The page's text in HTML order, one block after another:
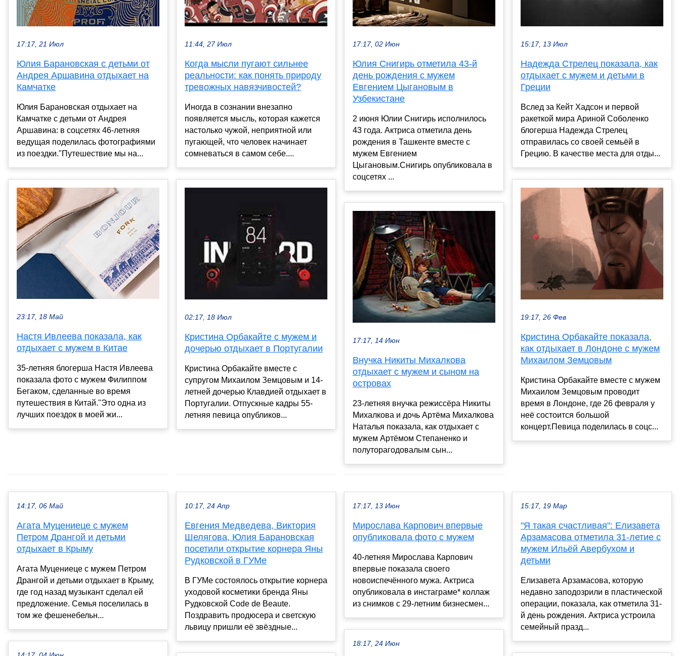
17:17, 21 Июл
Юлия Барановская с детьми от
Андрея Аршавина отдыхает на
Камчатке
Юлия Барановская отдыхает на
Камчатке с детьми от Андрея
Аршавина: в соцсетях 46-летняя
ведущая поделилась фотографиями
из поездки."Путешествие мы на...
23:17, 18 Май
Настя Ивлеева показала, как
отдыхает с мужем в Китае
35-летняя блогерша Настя Ивлеева
показала фото с мужем Филиппом
Бегаком, сделанные во время
путешествия в Китай."Это одна из
лучших поездок в моей жи...
11:44, 27 Июл
Когда мысли пугают сильнее
реальности: как понять природу
тревожных навязчивостей?
Иногда в сознании внезапно
появляется мысль, которая кажется
настолько чужой, неприятной или
пугающей, что человек начинает
сомневаться в самом себе....
02:17, 18 Июл
Кристина Орбакайте с мужем и
дочерью отдыхает в Португалии
Кристина Орбакайте вместе с
супругом Михаилом Земцовым и 14-
летней дочерью Клавдией отдыхает в
Португалии. Отпускные кадры 55-
летняя певица опубликов...
17:17, 02 Июн
Юлия Снигирь отметила 43-й
день рождения с мужем
Евгением Цыгановым в
Узбекистане
2 июня Юлии Снигирь исполнилось
43 года. Актриса отметила день
рождения в Ташкенте вместе с
мужем Евгением
Цыгановым.Снигирь опубликовала в
соцсетях ...
17:17, 14 Июн
Внучка Никиты Михалкова
отдыхает с мужем и сыном на
островах
23-летняя внучка режиссёра Никиты
Михалкова и дочь Артёма Михалкова
Наталья показала, как отдыхает с
мужем Артёмом Степаненко и
полуторагодовалым сын...
15:17, 13 Июл
Надежда Стрелец показала, как
отдыхает с мужем и детьми в
Греции
Вслед за Кейт Хадсон и первой
ракеткой мира Ариной Соболенко
блогерша Надежда Стрелец
отправилась со своей семьёй в
Грецию. В качестве места для отды...
19:17, 26 Фев
Кристина Орбакайте показала,
как отдыхает в Лондоне с мужем
Михаилом Земцовым
Кристина Орбакайте вместе с мужем
Михаилом Земцовым проводит
время в Лондоне, где 26 февраля у
неё состоится большой
концерт.Певица поделилась в соцс...
14:17, 06 Май
Агата Муцениеце с мужем
Петром Дрангой и детьми
отдыхает в Крыму
Агата Муцениеце с мужем Петром
Дрангой и детьми отдыхает в Крыму,
где год назад музыкант сделал ей
предложение. Семья поселилась в
том же фешенебельн...
10:17, 24 Апр
Евгения Медведева, Виктория
Шелягова, Юлия Барановская
посетили открытие корнера Яны
Рудковской в ГУМе
В ГУМе состоялось открытие корнера
уходовой косметики бренда Яны
Рудковской Code de Beaute.
Поздравить продюсера и светскую
львицу пришли её звёздные...
17:17, 13 Июн
Мирослава Карпович впервые
опубликовала фото с мужем
40-летняя Мирослава Карпович
впервые показала своего
новоиспечённого мужа. Актриса
опубликовала в инстаграме* коллаж
из снимков с 29-летним бизнесмен...
18:17, 24 Июн
15:17, 19 Мар
"Я такая счастливая": Елизавета
Арзамасова отметила 31-летие с
мужем Ильёй Авербухом и
детьми
Елизавета Арзамасова, которую
недавно заподозрили в пластической
операции, показала, как отметила 31-
й день рождения. Актриса устроила
семейный празд...